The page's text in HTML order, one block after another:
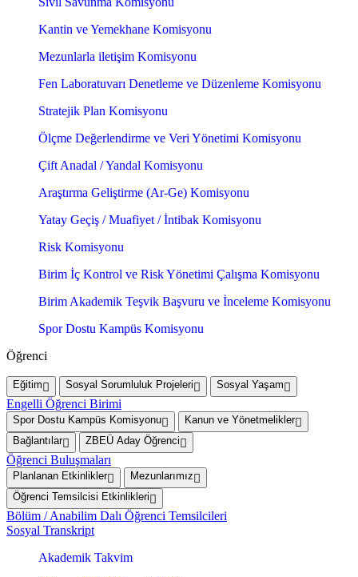
Kantin ve Yemekhane Komisyonu
Mezunlarla iletişim Komisyonu
Fen Laboratuvarı Denetleme ve Düzenleme Komisyonu
Stratejik Plan Komisyonu
Ölçme Değerlendirme ve Veri Yönetimi Komisyonu
Çift Anadal / Yandal Komisyonu
Araştırma Geliştirme (Ar-Ge) Komisyonu
Yatay Geçiş / Muafiyet / İntibak Komisyonu
Risk Komisyonu
Birim İç Kontrol ve Risk Yönetimi Çalışma Komisyonu
Birim Akademik Teşvik Başvuru ve İnceleme Komisyonu
Spor Dostu Kampüs Komisyonu
Öğrenci
Eğitim Sosyal Sorumluluk Projeleri Sosyal Yaşam
Engelli Öğrenci Birimi
Spor Dostu Kampüs Komisyonu
Kanun ve Yönetmelikler
Bağlantılar
ZBEÜ Aday Öğrenci
Öğrenci Buluşmaları
Planlanan Etkinlikler
Mezunlarımız
Öğrenci Temsilcisi Etkinlikleri
Bölüm / Anabilim Dalı Öğrenci Temsilcileri
Sosyal Transkript
Akademik Takvim